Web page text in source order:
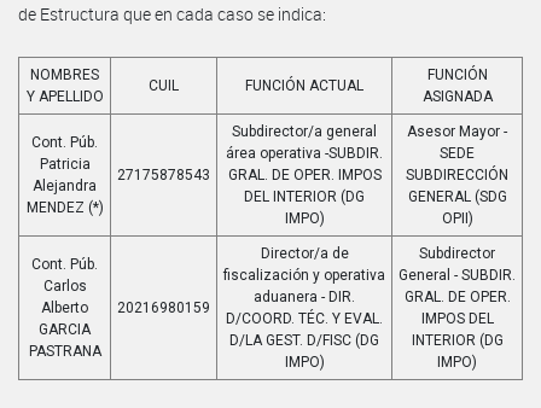
de Estructura que en cada caso se indica:
NOMBRES
Y APELLIDO
CUIL FUNCIÓN ACTUAL
FUNCIÓN
ASIGNADA
Cont. Púb.
Patricia
Alejandra
MENDEZ (*)
27175878543
Subdirector/a general
área operativa -SUBDIR.
GRAL. DE OPER. IMPOS
DEL INTERIOR (DG
IMPO)
Asesor Mayor -
SEDE
SUBDIRECCIÓN
GENERAL (SDG
OPII)
Cont. Púb.
Carlos
Alberto
GARCIA
PASTRANA
20216980159
Director/a de
fiscalización y operativa
aduanera - DIR.
D/COORD. TÉC. Y EVAL.
D/LA GEST. D/FISC (DG
IMPO)
Subdirector
General - SUBDIR.
GRAL. DE OPER.
IMPOS DEL
INTERIOR (DG
IMPO)